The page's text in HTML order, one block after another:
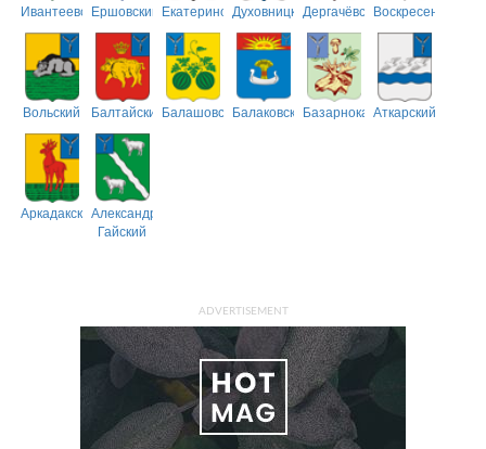
ИвантеевскийЕршовский ЕкатериновскийДуховницкийДергачёвскийВоскресенский
Вольский БалтайскийБалашовскийБалаковскийБазарнокарабулакский
Аткарский
АркадакскийАлександрово-
Гайский
ADVERTISEMENT